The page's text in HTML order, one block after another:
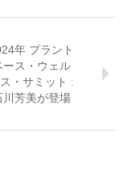
年 プラント
ース・ウェル
・サミット ː
川芳美が登場